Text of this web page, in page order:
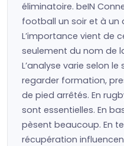
éliminatoire. beIN
football un soir et à un
L’importance vient de
seulement du nom de
L’analyse varie selon
regarder formation,
de pied arrêtés. En
sont essentielles. En
pèsent beaucoup. En
récupération